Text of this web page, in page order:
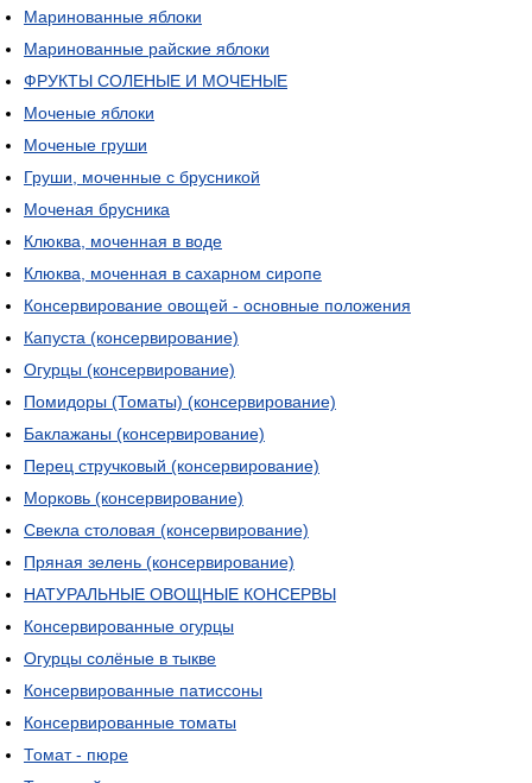
Маринованные яблоки
Маринованные райские яблоки
ФРУКТЫ СОЛЕНЫЕ И МОЧЕНЫЕ
Моченые яблоки
Моченые груши
Груши, моченные с брусникой
Моченая брусника
Клюква, моченная в воде
Клюква, моченная в сахарном сиропе
Консервирование овощей - основные положения
Капуста (консервирование)
Огурцы (консервирование)
Помидоры (Томаты) (консервирование)
Баклажаны (консервирование)
Перец стручковый (консервирование)
Морковь (консервирование)
Свекла столовая (консервирование)
Пряная зелень (консервирование)
НАТУРАЛЬНЫЕ ОВОЩНЫЕ КОНСЕРВЫ
Консервированные огурцы
Огурцы солёные в тыкве
Консервированные патиссоны
Консервированные томаты
Томат - пюре